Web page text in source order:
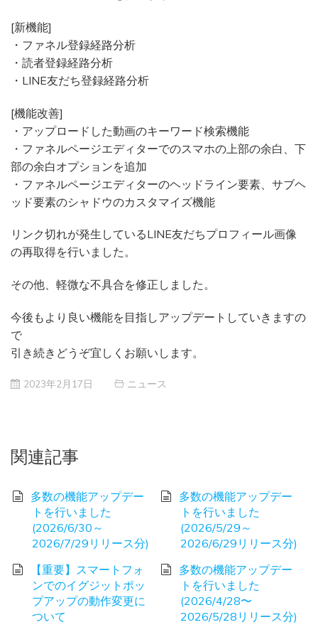
[新機能]
・ファネル登録経路分析
・読者登録経路分析
・LINE友だち登録経路分析
[機能改善]
・アップロードした動画のキーワード検索機能
・ファネルページエディターでのスマホの上部の余白、下
部の余白オプションを追加
・ファネルページエディターのヘッドライン要素、サブヘ
ッド要素のシャドウのカスタマイズ機能
リンク切れが発生しているLINE友だちプロフィール画像
の再取得を行いました。
その他、軽微な不具合を修正しました。
今後もより良い機能を目指しアップデートしていきますの
で
引き続きどうぞ宜しくお願いします。
2023年2月17日 ニュース
関連記事
多数の機能アップデー
トを行いました
(2026/6/30～
2026/7/29リリース分)
多数の機能アップデー
トを行いました
(2026/5/29～
2026/6/29リリース分)
【重要】スマートフォ
ンでのイグジットポッ
プアップの動作変更に
ついて
多数の機能アップデー
トを行いました
(2026/4/28〜
2026/5/28リリース分)